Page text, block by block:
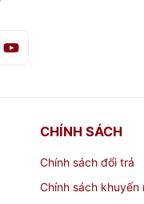
CHÍNH SÁCH
Chính sách đổi trả
Chính sách khuyến